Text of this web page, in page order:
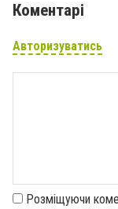
Коментарі
Авторизуватись
Розміщуючи